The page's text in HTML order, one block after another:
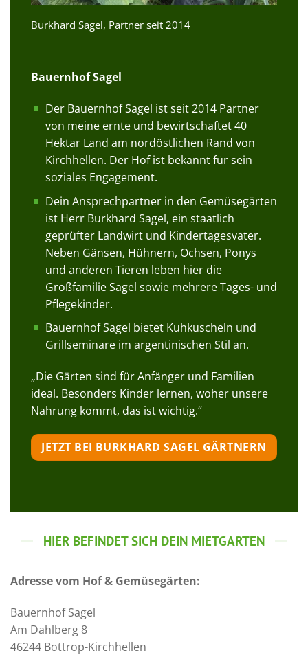
Burkhard Sagel, Partner seit 2014
Bauernhof Sagel
Der Bauernhof Sagel ist seit 2014 Partner
von meine ernte und bewirtschaftet 40
Hektar Land am nordöstlichen Rand von
Kirchhellen. Der Hof ist bekannt für sein
soziales Engagement.
Dein Ansprechpartner in den Gemüsegärten
ist Herr Burkhard Sagel, ein staatlich
geprüfter Landwirt und Kindertagesvater.
Neben Gänsen, Hühnern, Ochsen, Ponys
und anderen Tieren leben hier die
Großfamilie Sagel sowie mehrere Tages- und
Pflegekinder.
Bauernhof Sagel bietet Kuhkuscheln und
Grillseminare im argentinischen Stil an.
„Die Gärten sind für Anfänger und Familien
ideal. Besonders Kinder lernen, woher unsere
Nahrung kommt, das ist wichtig.“
JETZT BEI BURKHARD SAGEL GÄRTNERN
HIER BEFINDET SICH DEIN MIETGARTEN
Adresse vom Hof & Gemüsegärten:
Bauernhof Sagel
Am Dahlberg 8
46244 Bottrop-Kirchhellen